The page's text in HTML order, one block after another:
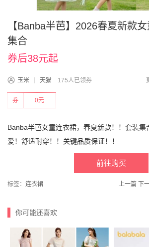
【Banba半芭】2026春夏新款
集合
券后38元起
玉米 天猫 175人已领券
0元
券
Banba半芭女童连衣裙，春夏新款！！套装集
爱！舒适耐穿！！关键品质保证！！
前往购买
标签： 连衣裙 上一篇 下
你可能还喜欢